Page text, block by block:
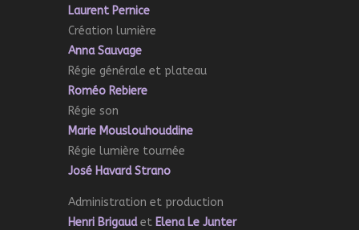
Laurent Pernice
Création lumière
Anna Sauvage
Régie générale et plateau
Roméo Rebiere
Régie son
Marie Mouslouhouddine
Régie lumière tournée
José Havard Strano
Administration et production
Henri Brigaud et Elena Le Junter